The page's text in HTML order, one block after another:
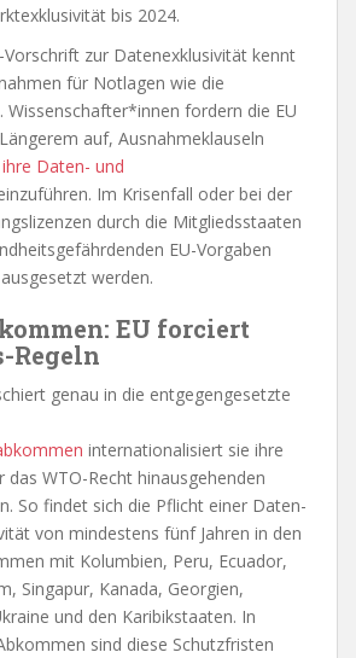
bis 2024.
Vorschrift zur Datenexklusivität kennt
für Notlagen wie die
Wissenschafter*innen fordern die EU
auf, Ausnahmeklauseln
ihre Daten- und
Im Krisenfall oder bei der
durch die Mitgliedsstaaten
EU-Vorgaben
werden.
EU forciert
Regeln
genau in die entgegengesetzte
internationalisiert sie ihre
das WTO-Recht hinausgehenden
So findet sich die Pflicht einer Daten-
von mindestens fünf Jahren in den
mit Kolumbien, Peru, Ecuador,
Singapur, Kanada, Georgien,
und den Karibikstaaten. In
sind diese Schutzfristen